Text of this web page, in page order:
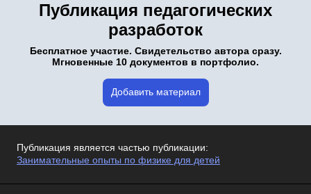
Публикация педагогических
разработок
Бесплатное участие. Свидетельство автора сразу.
Мгновенные 10 документов в портфолио.
Добавить материал
Публикация является частью публикации:
Занимательные опыты по физике для детей